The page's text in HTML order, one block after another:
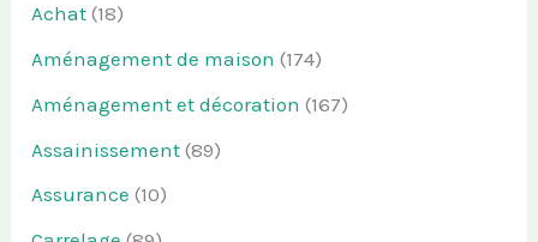
Achat (18)
Aménagement de maison (174)
Aménagement et décoration (167)
Assainissement (89)
Assurance (10)